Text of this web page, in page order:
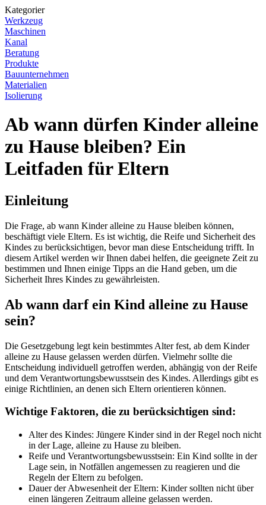
Kategorier
Werkzeug
Maschinen
Kanal
Beratung
Produkte
Bauunternehmen
Materialien
Isolierung
Ab wann dürfen Kinder alleine
zu Hause bleiben? Ein
Leitfaden für Eltern
Einleitung
Die Frage, ab wann Kinder alleine zu Hause bleiben können,
beschäftigt viele Eltern. Es ist wichtig, die Reife und Sicherheit des
Kindes zu berücksichtigen, bevor man diese Entscheidung trifft. In
diesem Artikel werden wir Ihnen dabei helfen, die geeignete Zeit zu
bestimmen und Ihnen einige Tipps an die Hand geben, um die
Sicherheit Ihres Kindes zu gewährleisten.
Ab wann darf ein Kind alleine zu Hause
sein?
Die Gesetzgebung legt kein bestimmtes Alter fest, ab dem Kinder
alleine zu Hause gelassen werden dürfen. Vielmehr sollte die
Entscheidung individuell getroffen werden, abhängig von der Reife
und dem Verantwortungsbewusstsein des Kindes. Allerdings gibt es
einige Richtlinien, an denen sich Eltern orientieren können.
Wichtige Faktoren, die zu berücksichtigen sind:
Alter des Kindes: Jüngere Kinder sind in der Regel noch nicht
in der Lage, alleine zu Hause zu bleiben.
Reife und Verantwortungsbewusstsein: Ein Kind sollte in der
Lage sein, in Notfällen angemessen zu reagieren und die
Regeln der Eltern zu befolgen.
Dauer der Abwesenheit der Eltern: Kinder sollten nicht über
einen längeren Zeitraum alleine gelassen werden.